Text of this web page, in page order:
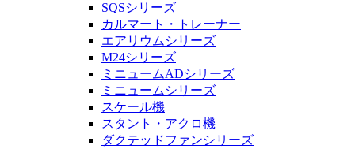
SQSシリーズ
カルマート・トレーナー
エアリウムシリーズ
M24シリーズ
ミニュームADシリーズ
ミニュームシリーズ
スケール機
スタント・アクロ機
ダクテッドファンシリーズ